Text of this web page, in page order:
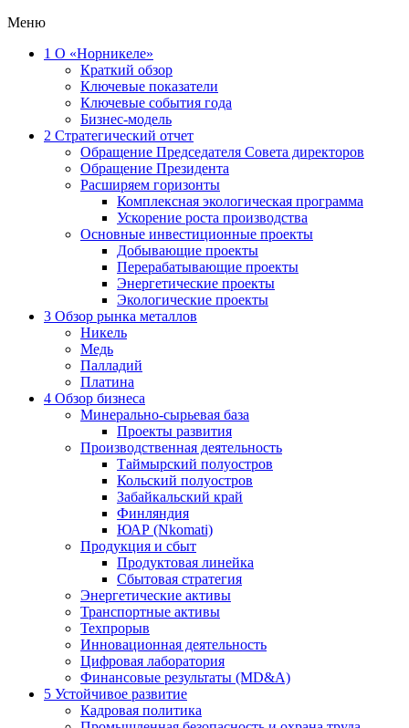
Меню
1 О «Норникеле»
Краткий обзор
Ключевые показатели
Ключевые события года
Бизнес-модель
2 Стратегический отчет
Обращение Председателя Совета директоров
Обращение Президента
Расширяем горизонты
Комплексная экологическая программа
Ускорение роста производства
Основные инвестиционные проекты
Добывающие проекты
Перерабатывающие проекты
Энергетические проекты
Экологические проекты
3 Обзор рынка металлов
Никель
Медь
Палладий
Платина
4 Обзор бизнеса
Минерально-сырьевая база
Проекты развития
Производственная деятельность
Таймырский полуостров
Кольский полуостров
Забайкальский край
Финляндия
ЮАР (Nkomati)
Продукция и сбыт
Продуктовая линейка
Сбытовая стратегия
Энергетические активы
Транспортные активы
Техпрорыв
Инновационная деятельность
Цифровая лаборатория
Финансовые результаты (MD&A)
5 Устойчивое развитие
Кадровая политика